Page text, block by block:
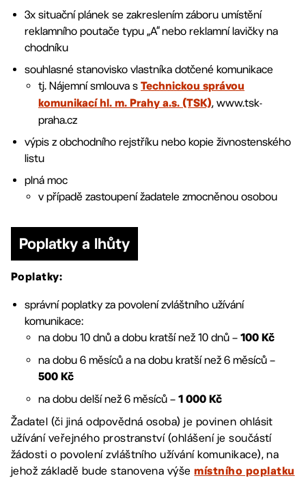
3x situační plánek se zakreslením záboru umístění
reklamního poutače typu „A“ nebo reklamní lavičky na
chodníku
souhlasné stanovisko vlastníka dotčené komunikace
tj. Nájemní smlouva s Technickou správou
komunikací hl. m. Prahy a.s. (TSK), www.tsk-
praha.cz
výpis z obchodního rejstříku nebo kopie živnostenského
listu
plná moc
v případě zastoupení žadatele zmocněnou osobou
Poplatky a lhůty
Poplatky:
správní poplatky za povolení zvláštního užívání
komunikace:
na dobu 10 dnů a dobu kratší než 10 dnů – 100 Kč
na dobu 6 měsíců a na dobu kratší než 6 měsíců –
500 Kč
na dobu delší než 6 měsíců – 1 000 Kč
Žadatel (či jiná odpovědná osoba) je povinen ohlásit
užívání veřejného prostranství (ohlášení je součástí
žádosti o povolení zvláštního užívání komunikace), na
jehož základě bude stanovena výšemístního poplatku